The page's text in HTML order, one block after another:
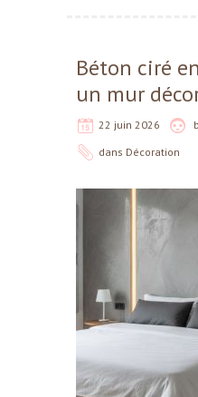
Béton ciré
un mur
22 juin 2026
dans Décoration